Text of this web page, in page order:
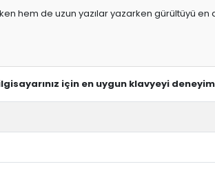
hem de uzun yazılar yazarken gürültüyü
için en uygun klavyeyi